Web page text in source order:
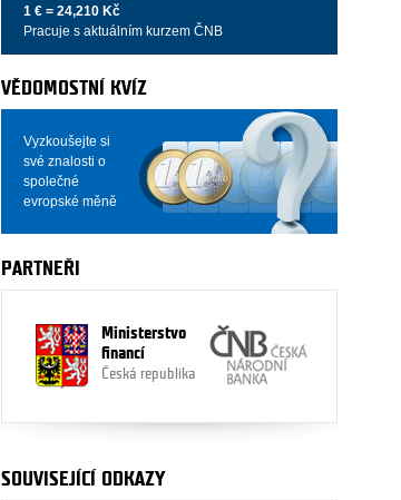
1 € = 24,210 Kč
Pracuje s aktuálním kurzem ČNB
VĚDOMOSTNÍ KVÍZ
Vyzkoušejte si
své znalosti o
společné
evropské měně
PARTNEŘI
Ministerstvo
financí
Česká republika
SOUVISEJÍCÍ ODKAZY